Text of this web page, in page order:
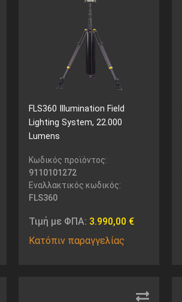
FLS360 Illumination Field
Lighting System, 22.000
Lumens
Κωδικός προϊόντος:
9110101272
Εναλλακτικός κωδικός:
FLS360
Τιμή με ΦΠΑ: 3.990,00 €
Κατόπιν παραγγελίας